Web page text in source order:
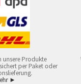
unsere Produkte
per Paket oder
►